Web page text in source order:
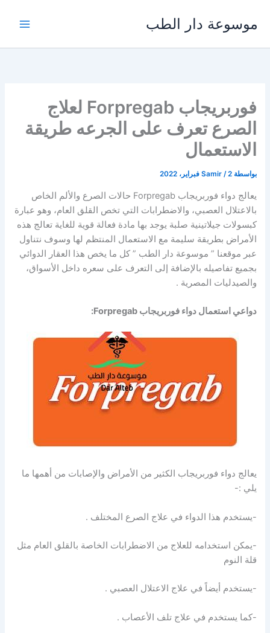
المحتوى
موسوعة دار الطب
فوربريجاب Forpregab لعلاج
الصرع تعرف على الجرعه طريقة
الاستعمال
بواسطة Samir /2 فبراير، 2022
يعالج دواء فوربريجاب Forpregab حالات الصرع والألم الخاص
بالاعتلال العصبي، والاضطرابات التي تخص القلق العام، وهو عبارة
كبسولات جيلاتينية صلبة يوجد بها مادة فعالة قوية للغاية تعالج هذه
الأمراض بطريقة سليمة مع الاستعمال المنتظم لها وسوف نتناول
عبر موقعنا ” موسوعة دار الطب ” كل ما يخص هذا العقار الدوائي
بجميع تفاصيله بالإضافة إلى التعرف على سعره داخل الأسواق،
والصيدليات المصرية .
دواعي استعمال دواءفوربريجاب Forpregab:
يعالج دواء فوربريجاب الكثير من الأمراض والإصابات من أهمها ما
يلي :-
-يستخدم هذا الدواء في علاج الصرع المختلف .
-يمكن استخدامه للعلاج من الاضطرابات الخاصة بالقلق العام مثل
قلة النوم
-يستخدم أيضاً في علاج الاعتلال العصبي .
-كما يستخدم في علاج تلف الأعصاب .